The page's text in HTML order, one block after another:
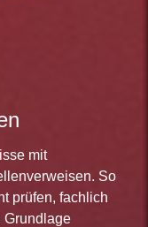
mit
So
prüfen, fachlich
Grundlage